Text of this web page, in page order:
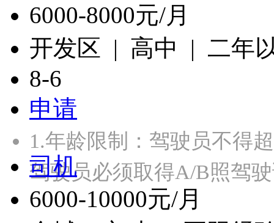
6000-8000元/月
开发区 | 高中 | 二年
8-6
申请
1.年龄限制：驾驶员不得
驾驶员必须取得A/B照驾
司机
6000-10000元/月